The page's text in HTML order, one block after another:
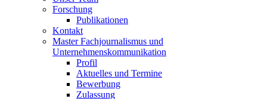
Forschung
Publikationen
Kontakt
Master Fachjournalismus und
Unternehmenskommunikation
Profil
Aktuelles und Termine
Bewerbung
Zulassung